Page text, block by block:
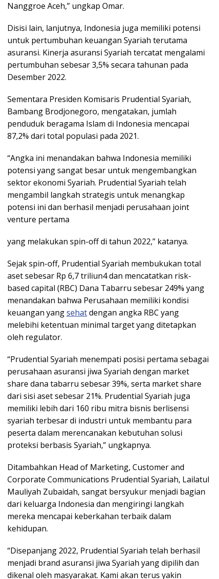
Nanggroe Aceh,” ungkap Omar.
Disisi lain, lanjutnya, Indonesia juga memiliki potensi
untuk pertumbuhan keuangan Syariah terutama
asuransi. Kinerja asuransi Syariah tercatat mengalami
pertumbuhan sebesar 3,5% secara tahunan pada
Desember 2022.
Sementara Presiden Komisaris Prudential Syariah,
Bambang Brodjonegoro, mengatakan, jumlah
penduduk beragama Islam di Indonesia mencapai
87,2% dari total populasi pada 2021.
“Angka ini menandakan bahwa Indonesia memiliki
potensi yang sangat besar untuk mengembangkan
sektor ekonomi Syariah. Prudential Syariah telah
mengambil langkah strategis untuk menangkap
potensi ini dan berhasil menjadi perusahaan joint
venture pertama
yang melakukan spin-off di tahun 2022,” katanya.
Sejak spin-off, Prudential Syariah membukukan total
aset sebesar Rp 6,7 triliun4 dan mencatatkan risk-
based capital (RBC) Dana Tabarru sebesar 249% yang
menandakan bahwa Perusahaan memiliki kondisi
keuangan yangsehatdengan angka RBC yang
melebihi ketentuan minimal target yang ditetapkan
oleh regulator.
“Prudential Syariah menempati posisi pertama sebagai
perusahaan asuransi jiwa Syariah dengan market
share dana tabarru sebesar 39%, serta market share
dari sisi aset sebesar 21%. Prudential Syariah juga
memiliki lebih dari 160 ribu mitra bisnis berlisensi
syariah terbesar di industri untuk membantu para
peserta dalam merencanakan kebutuhan solusi
proteksi berbasis Syariah,” ungkapnya.
Ditambahkan Head of Marketing, Customer and
Corporate Communications Prudential Syariah, Lailatul
Mauliyah Zubaidah, sangat bersyukur menjadi bagian
dari keluarga Indonesia dan mengiringi langkah
mereka mencapai keberkahan terbaik dalam
kehidupan.
“Disepanjang 2022, Prudential Syariah telah berhasil
menjadi brand asuransi jiwa Syariah yang dipilih dan
dikenal oleh masyarakat. Kami akan terus yakin